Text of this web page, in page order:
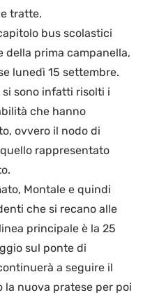
tratte.
bus scolastici
della prima campanella,
lunedì 15 settembre.
sono infatti risolti i
che hanno
ovvero il nodo di
rappresentato
Montale e quindi
che si recano alle
principale è la 25
sul ponte di
a seguire il
nuova pratese per poi